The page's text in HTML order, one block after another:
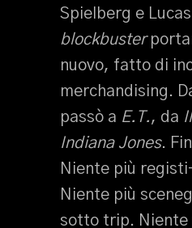
Spielberg e
blockbuster
nuovo, fatto di
merchandising.
passò a E.T. , da
Indiana Jones.
Niente più
Niente più
sotto trip.